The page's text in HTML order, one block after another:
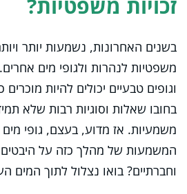
בשנים האחרונות, נשמעות יותר
משפטיות לנהרות ולגופי מים
וגופים טבעיים יכולים להיות
בחובו שאלות וסוגיות רבות שלא
משמעיות. אז מדוע, בעצם, גופי מים
המשמעות של מהלך כזה על היבטים
וחברתיים? בואו נצלול לתוך המים